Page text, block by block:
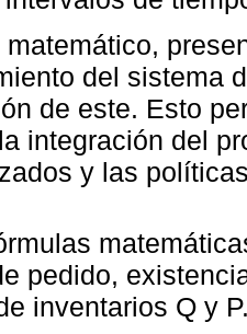
matemático,
del sistema
de este. Esto
integración del
y las
pedido,
inventarios Q y